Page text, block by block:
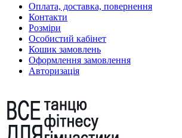
Оплата, доставка, повернення
Контакти
Розміри
Особистий кабінет
Кошик замовлень
Оформлення замовлення
Авторизація